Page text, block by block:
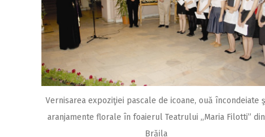
Vernisarea expoziţiei pascale de icoane, ouă încondeiate
aranjamente florale în foaierul Teatrului ,,Maria Filotti” din
Brăila